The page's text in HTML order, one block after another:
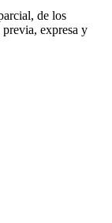
de los
expresa y